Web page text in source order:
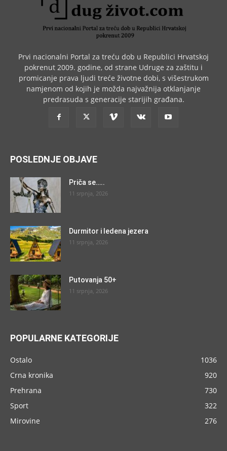
Prvi nacionalni Portal za treću dob u Republici Hrvatskoj
pokrenut 2009. godine, od strane Udruge za zaštitu i
promicanje prava ljudi treće životne dobi, s višestrukom
namjenom od kojih je možda najvažnija otklanjanje
predrasuda s generacije starijih građana.
POSLEDNJE OBJAVE
Priča se…..
11 srpnja, 2026
Durmitor i ledena jezera
11 srpnja, 2026
Putovanja 50+
11 srpnja, 2026
POPULARNE KATEGORIJE
Ostalo
1036
Crna kronika
920
Prehrana
730
Sport
322
Mirovine
276